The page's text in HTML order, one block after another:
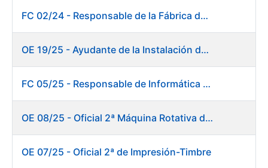
FC 02/24 - Responsable de la Fábrica de Papel (Burgos)
OE 19/25 - Ayudante de la Instalación de Preparación de Pastas. Fábrica de Papel
FC 05/25 - Responsable de Informática de Sistemas y Atención a Usuarios
OE 08/25 - Oficial 2ª Máquina Rotativa de Sellos
OE 07/25 - Oficial 2ª de Impresión-Timbre